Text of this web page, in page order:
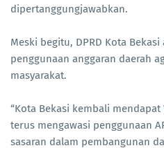
dipertanggungjawabkan.
Meski begitu, DPRD Kota
penggunaan anggaran daerah
masyarakat.
“Kota Bekasi kembali
terus mengawasi penggunaan
sasaran dalam pembangunan